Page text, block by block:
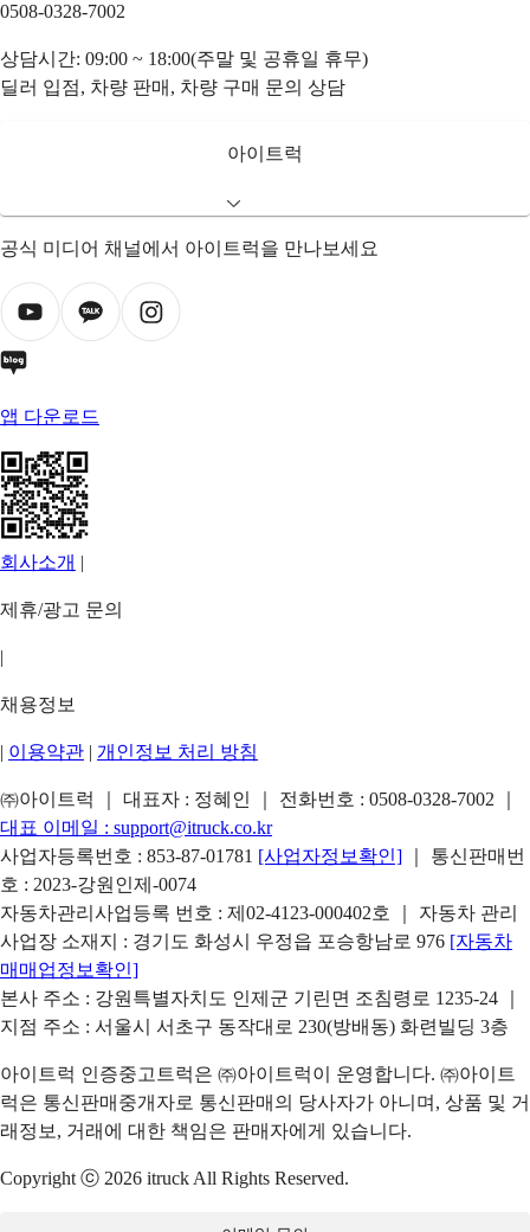
0508-0328-7002
상담시간: 09:00 ~ 18:00(주말 및 공휴일 휴무)
딜러 입점, 차량 판매, 차량 구매 문의 상담
아이트럭
공식 미디어 채널에서 아이트럭을 만나보세요
앱 다운로드
회사소개 |
제휴/광고 문의
|
채용정보
| 이용약관 | 개인정보 처리 방침
㈜아이트럭 ｜ 대표자 : 정혜인 ｜ 전화번호 : 0508-0328-7002
대표 이메일 : support@itruck.co.kr
사업자등록번호 : 853-87-01781 [사업자정보확인]
｜ 통신판매번
호 : 2023-강원인제-0074
자동차관리사업등록 번호 : 제02-4123-000402호 ｜ 자동차 관리
사업장 소재지 : 경기도 화성시 우정읍 포승항남로 976 [자동차
매매업정보확인]
본사 주소 : 강원특별자치도 인제군 기린면 조침령로 1235-24 ｜
지점 주소 : 서울시 서초구 동작대로 230(방배동) 화련빌딩 3층
아이트럭 인증중고트럭은 ㈜아이트럭이 운영합니다. ㈜아이트
럭은 통신판매중개자로 통신판매의 당사자가 아니며, 상품 및 거
래정보, 거래에 대한 책임은 판매자에게 있습니다.
Copyright ⓒ 2026 itruck All Rights Reserved.